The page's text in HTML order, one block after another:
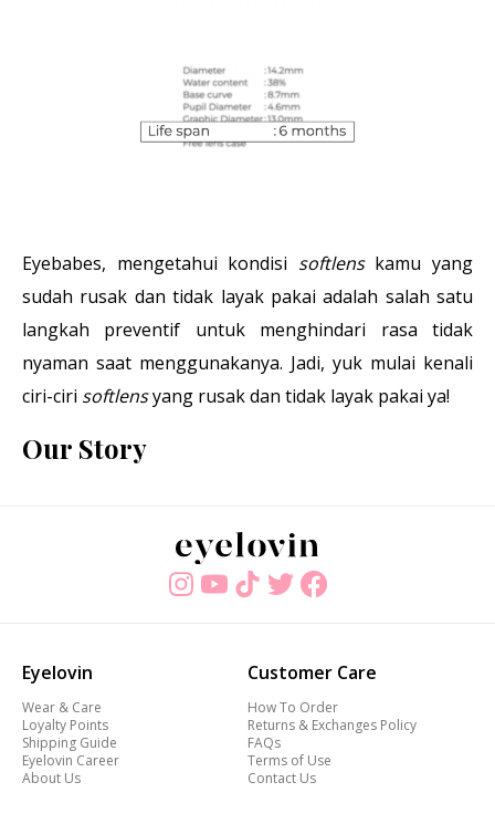
Eyebabes, mengetahui kondisi softlenskamu yang
sudah rusak dan tidak layak pakai adalah salah satu
langkah preventif untuk menghindari rasa tidak
nyaman saat menggunakanya. Jadi, yuk mulai kenali
ciri-ciri softlensyang rusak dan tidak layak pakai ya!
Our Story
Eyelovin
Wear & Care
Loyalty Points
Shipping Guide
Eyelovin Career
About Us
Customer Care
How To Order
Returns & Exchanges Policy
FAQs
Terms of Use
Contact Us